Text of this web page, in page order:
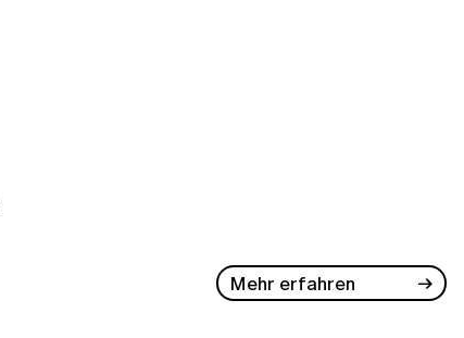
Mehr erfahren